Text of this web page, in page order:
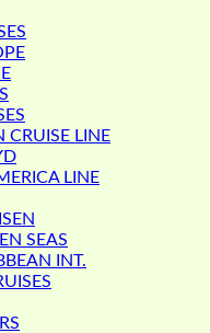
CRUISE LINE
LINE
SEAS
INT.